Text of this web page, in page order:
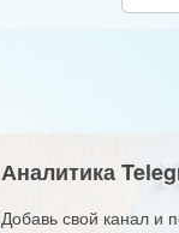
Аналитика
Добавь свой канал и